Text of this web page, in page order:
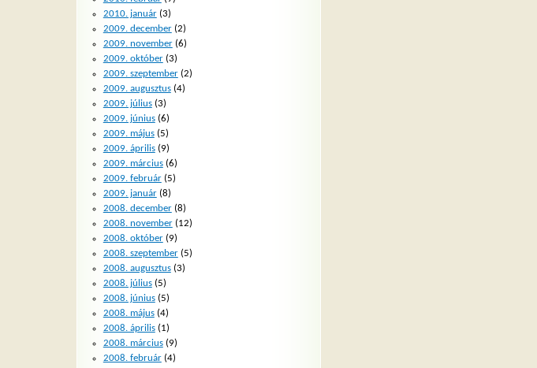
2010. január(3)
2009. december(2)
2009. november(6)
2009. október(3)
2009. szeptember(2)
2009. augusztus(4)
2009. július(3)
2009. június(6)
2009. május(5)
2009. április(9)
2009. március(6)
2009. február(5)
2009. január(8)
2008. december(8)
2008. november(12)
2008. október(9)
2008. szeptember(5)
2008. augusztus(3)
2008. július(5)
2008. június(5)
2008. május(4)
2008. április(1)
2008. március(9)
2008. február(4)